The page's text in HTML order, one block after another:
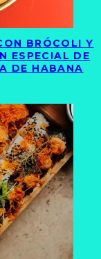
BRÓCOLI Y
ESPECIAL DE
DE HABANA